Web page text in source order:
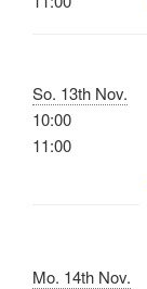
So. 13th Nov.
10:00
11:00
Mo. 14th Nov.